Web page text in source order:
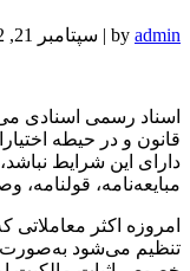
by admin
| سپتامبر 21, 2022
اسناد رسمی اسنادی
قانون و در حیطه
دارای این شرایط
مبایعه‌نامه،
امروزه اکثر
تنظیم می‌شود به‌صورت